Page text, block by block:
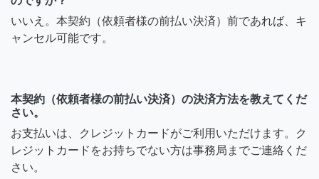
いいえ。本契約（依頼者様の前払い決済）前であれば、キ
ャンセル可能です。
本契約（依頼者様の前払い決済）の決済方法を教えてくだ
さい。
お支払いは、クレジットカードがご利用いただけます。ク
レジットカードをお持ちでない方は事務局までご連絡くだ
さい。